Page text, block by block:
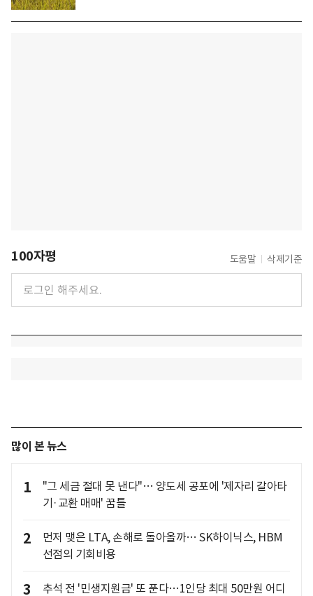
100자평 도움말 삭제기준
많이 본 뉴스
1
"그 세금 절대 못 낸다"… 양도세 공포에 '제자리 갈아타
기·교환 매매' 꿈틀
2
먼저 맺은 LTA, 손해로 돌아올까… SK하이닉스, HBM
선점의 기회비용
3 추석 전 '민생지원금' 또 푼다…1인당 최대 50만원 어디